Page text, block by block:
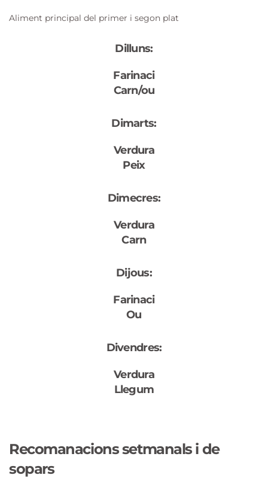
Aliment principal del primer i segon plat
Dilluns:
Farinaci
Carn/ou
Dimarts:
Verdura
Peix
Dimecres:
Verdura
Carn
Dijous:
Farinaci
Ou
Divendres:
Verdura
Llegum
Recomanacions setmanals i de
sopars